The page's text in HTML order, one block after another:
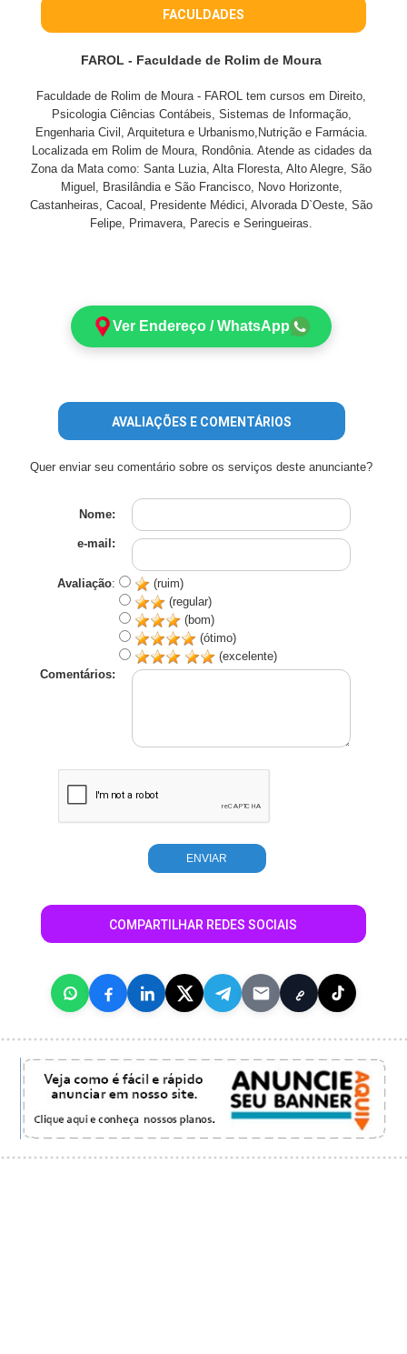
FACULDADES
FAROL - Faculdade de Rolim de Moura
Faculdade de Rolim de Moura - FAROL tem cursos em Direito,
Psicologia Ciências Contábeis, Sistemas de Informação,
Engenharia Civil, Arquitetura e Urbanismo,Nutrição e Farmácia.
Localizada em Rolim de Moura, Rondônia. Atende as cidades da
Zona da Mata como: Santa Luzia, Alta Floresta, Alto Alegre, São
Miguel, Brasilândia e São Francisco, Novo Horizonte,
Castanheiras, Cacoal, Presidente Médici, Alvorada D`Oeste, São
Felipe, Primavera, Parecis e Seringueiras.
Ver Endereço / WhatsApp
AVALIAÇÕES E COMENTÁRIOS
Quer enviar seu comentário sobre os serviços deste anunciante?
Nome:
e-mail:
Avaliação:
(ruim)
(regular)
(bom)
(ótimo)
(excelente)
Comentários:
COMPARTILHAR REDES SOCIAIS